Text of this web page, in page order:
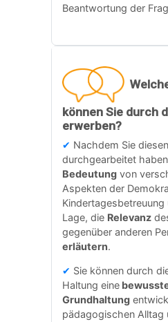
Beantwortung der
können Sie durch
erwerben?
✔ Nachdem Sie
durchgearbeitet
Bedeutungvon
Aspekten der
Kindertagesbetreuung
Lage, die Relevanz
gegenüber anderen
erläutern.
✔ Sie können durch
Haltung eine
Grundhaltung
pädagogischen Alltag